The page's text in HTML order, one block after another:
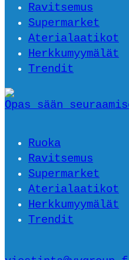
Ravitsemus
Supermarket
Aterialaatikot
Herkkumyymälät
Trendit
Opas sään
Ruoka
Ravitsemus
Supermarket
Aterialaatikot
Herkkumyymälät
Trendit